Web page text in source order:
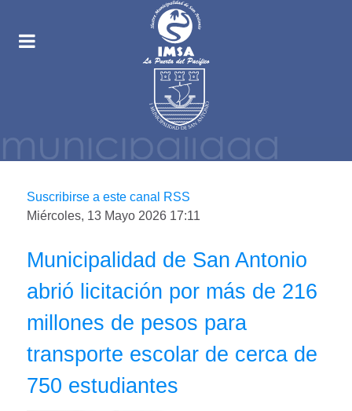
Suscribirse a este canal RSS
Miércoles, 13 Mayo 2026 17:11
Municipalidad de San Antonio
abrió licitación por más de 216
millones de pesos para
transporte escolar de cerca de
750 estudiantes